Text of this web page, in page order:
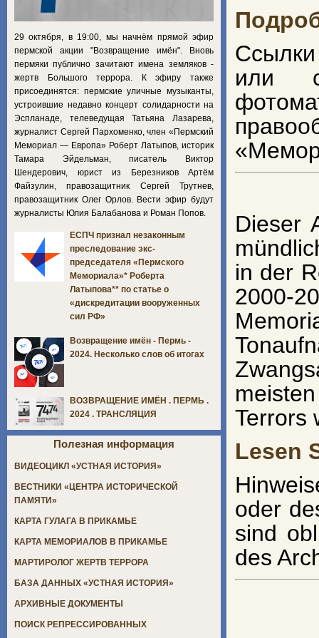
или
Dieser
in der
2000-
Terrors
Lesen
oder
sind
des
29 октября, в 19:00, мы начнём прямой эфир
пермской акции "Возвращение имён". Вновь
пермяки публично зачитают имена земляков -
жертв Большого террора. К эфиру также
присоединятся: пермские уличные музыканты,
устроившие недавно концерт солидарности на
Эспланаде, телеведущая Татьяна Лазарева,
журналист Сергей Пархоменко, член «Пермский
Мемориал — Европа» Роберт Латыпов, историк
Тамара Эйдельман, писатель Виктор
Шендерович, юрист из Березников Артём
Файзулин, правозащитник Сергей Трутнев,
правозащитник Олег Орлов. Вести эфир будут
журналисты Юлия Балабанова и Роман Попов.
ЕСПЧ признал незаконным
преследование экс-
председателя «Пермского
Мемориала»* Роберта
Латыпова** по статье о
«дискредитации вооруженных
сил РФ»
Возвращение имён - Пермь -
2024. Несколько слов об итогах
ВОЗВРАЩЕНИЕ ИМЁН . ПЕРМЬ .
2024 . ТРАНСЛЯЦИЯ
Полезная информация
ВИДЕОЦИКЛ «УСТНАЯ ИСТОРИЯ»
ВЕСТНИКИ «ЦЕНТРА ИСТОРИЧЕСКОЙ
ПАМЯТИ»
КАРТА ГУЛАГА В ПРИКАМЬЕ
КАРТА МЕМОРИАЛОВ В ПРИКАМЬЕ
МАРТИРОЛОГ ЖЕРТВ ТЕРРОРА
БАЗА ДАННЫХ «УСТНАЯ ИСТОРИЯ»
АРХИВНЫЕ ДОКУМЕНТЫ
ПОИСК РЕПРЕССИРОВАННЫХ